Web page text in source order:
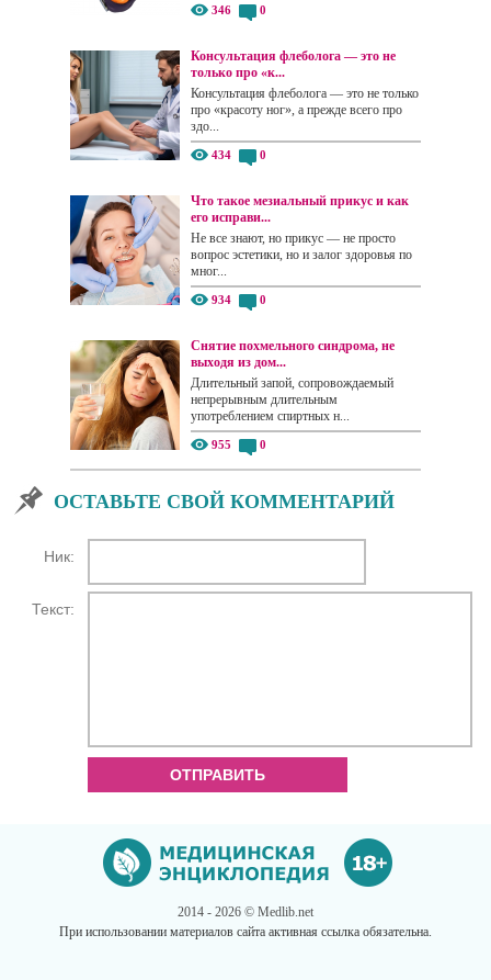
346 0
Консультация флеболога — это не
только про «к...
Консультация флеболога — это не только
про «красоту ног», а прежде всего про
здо...
434 0
Что такое мезиальный прикус и как
его исправи...
Не все знают, но прикус — не просто
вопрос эстетики, но и залог здоровья по
мног...
934 0
Снятие похмельного синдрома, не
выходя из дом...
Длительный запой, сопровождаемый
непрерывным длительным
употреблением спиртных н...
955 0
ОСТАВЬТЕ СВОЙ КОММЕНТАРИЙ
Ник:
Текст:
ОТПРАВИТЬ
2014 - 2026 © Medlib.net
При использовании материалов сайта активная ссылка обязательна.